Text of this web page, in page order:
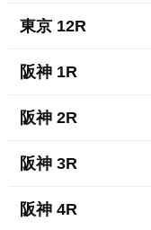
東京 12R
阪神 1R
阪神 2R
阪神 3R
阪神 4R